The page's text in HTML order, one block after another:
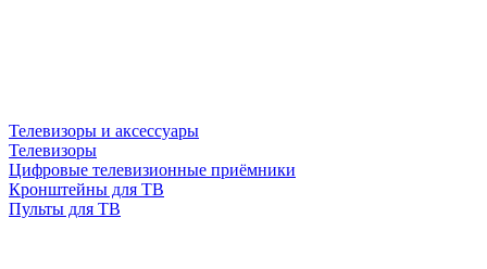
Телевизоры и аксессуары
Телевизоры
Цифровые телевизионные приёмники
Кронштейны для ТВ
Пульты для ТВ